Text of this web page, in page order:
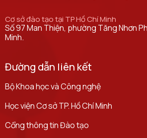
Cơ sở đào tạo tại TP Hồ Chí Minh
Số 97 Man Thiện, phường Tăng Nhơn
Minh.
Đường dẫn liên kết
Bộ Khoa học và Công nghệ
Học viện Cơ sở TP. Hồ Chí Minh​
Cổng thông tin Đào tạo